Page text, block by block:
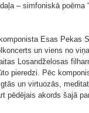
– simfoniskā poēma
Esas Pekas
un viens no viņa
Losandželosas
pieredzi. Pēc
un virtuozās,
pēdējais akords šajā